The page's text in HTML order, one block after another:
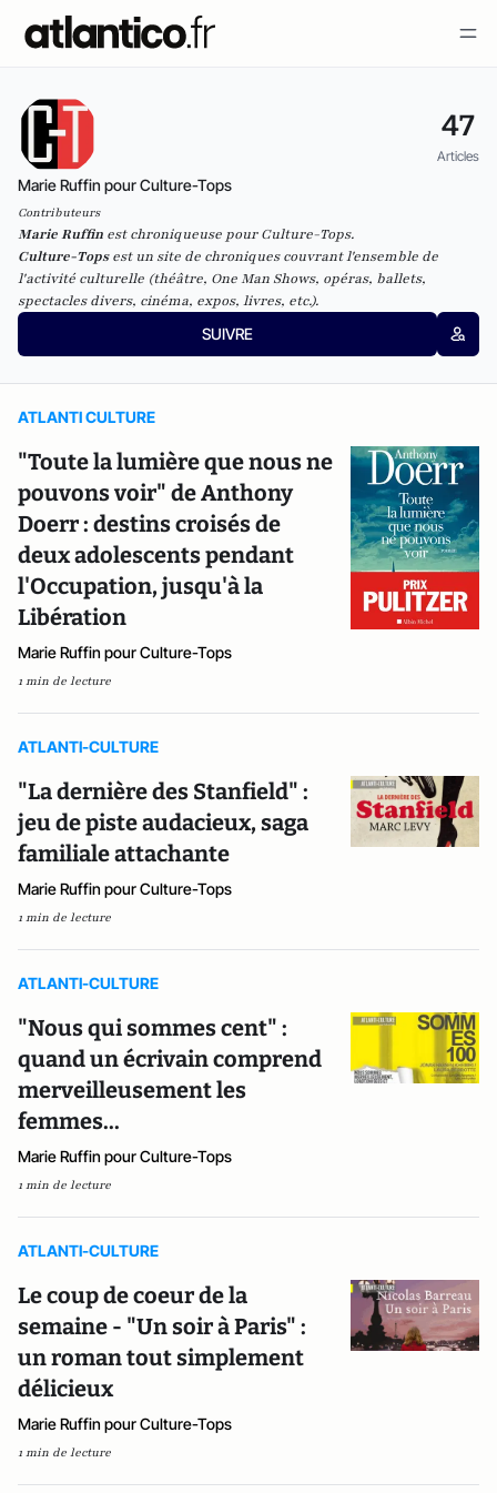
47
Articles
Marie Ruffin pour Culture-Tops
Contributeurs
Marie Ruffin est chroniqueuse pour Culture-Tops.
Culture-Topsest un site de chroniques couvrant l'ensemble de
l'activité culturelle (théâtre, One Man Shows, opéras, ballets,
spectacles divers, cinéma, expos, livres, etc.).
SUIVRE
ATLANTI CULTURE
"Toute la lumière que nous ne
pouvons voir" de Anthony
Doerr : destins croisés de
deux adolescents pendant
l'Occupation, jusqu'à la
Libération
Marie Ruffin pour Culture-Tops
1 min de lecture
ATLANTI-CULTURE
"La dernière des Stanfield" :
jeu de piste audacieux, saga
familiale attachante
Marie Ruffin pour Culture-Tops
1 min de lecture
ATLANTI-CULTURE
"Nous qui sommes cent" :
quand un écrivain comprend
merveilleusement les
femmes...
Marie Ruffin pour Culture-Tops
1 min de lecture
ATLANTI-CULTURE
Le coup de coeur de la
semaine - "Un soir à Paris" :
un roman tout simplement
délicieux
Marie Ruffin pour Culture-Tops
1 min de lecture